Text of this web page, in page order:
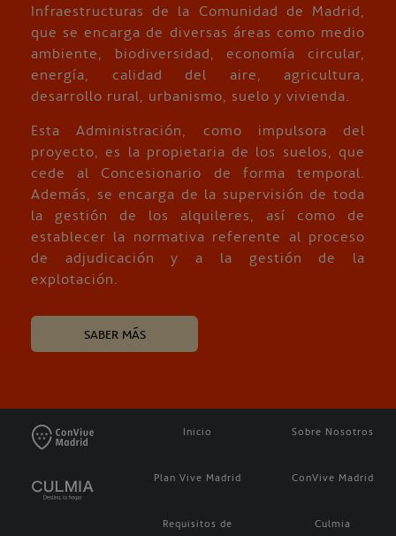
Infraestructuras de la Comunidad de Madrid,
que se encarga de diversas áreas como medio
ambiente, biodiversidad, economía circular,
energía, calidad del aire, agricultura,
desarrollo rural, urbanismo, suelo y vivienda.
Esta Administración, como impulsora del
proyecto, es la propietaria de los suelos, que
cede al Concesionario de forma temporal.
Además, se encarga de la supervisión de toda
la gestión de los alquileres, así como de
establecer la normativa referente al proceso
de adjudicación y a la gestión de la
explotación.
SABER MÁS
Inicio
Plan Vive Madrid
Requisitos de
Sobre Nosotros
ConVive Madrid
Culmia